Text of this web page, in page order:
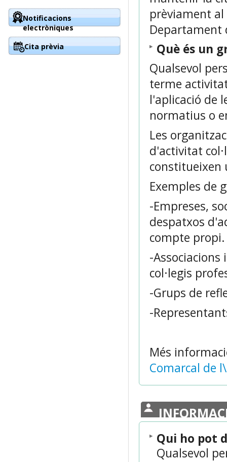
prèviament al
Departament
Què és un
Qualsevol
terme
l'aplicació de
normatius o
Les
d'activitat
constitueixen
Exemples de
-Empreses,
despatxos
compte propi.
-
col·legis
-Grups de
-
Més
Comarcal de
Qui ho pot
Qualsevol
Notificacions
electròniques
Cita prèvia